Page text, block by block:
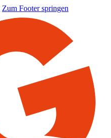
Zum Footer springen